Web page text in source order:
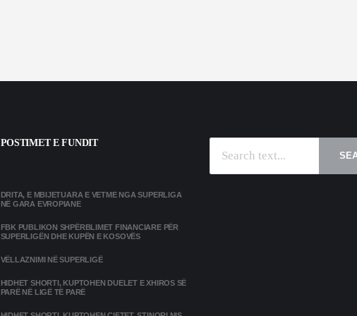
POSTIMET E FUNDIT
DRITA, E MBIJETUARA E VETME NGA SUPERLIGA
NË GARA EVROPIANE
FBK PUBLIKON SHPËRBLIMET FINANCIARE PËR
SUPERLIGËN DHE KUPËN E KOSOVËS
VËLLAZNIMI NË SUPERLIGË
HIDHET SHORTI, KUPTOHEN DUELET E XHIROS SË
PARË NË LIGË TË PARË